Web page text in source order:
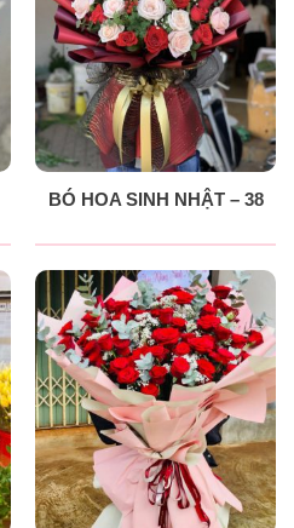
BÓ HOA SINH NHẬT – 38